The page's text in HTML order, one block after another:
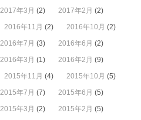
2017年3月 (2) 2017年2月 (2)
2016年11月 (2) 2016年10月 (2)
2016年7月 (3) 2016年6月 (2)
2016年3月 (1) 2016年2月 (9)
2015年11月 (4) 2015年10月 (5)
2015年7月 (7) 2015年6月 (5)
2015年3月 (2) 2015年2月 (5)